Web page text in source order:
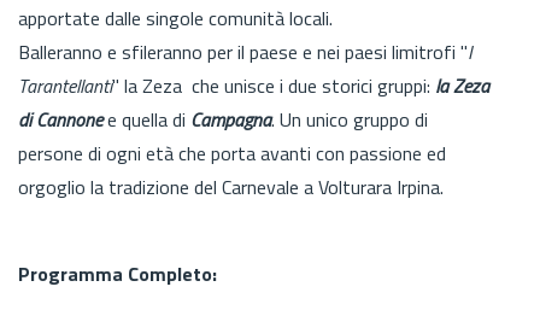
apportate dalle singole comunità locali.
Balleranno e sfileranno per il paese e nei paesi limitrofi "I
Tarantellanti" la Zeza che unisce i due storici gruppi: la Zeza
di Cannonee quella di Campagna. Un unico gruppo di
persone di ogni età che porta avanti con passione ed
orgoglio la tradizione del Carnevale a Volturara Irpina.
Programma Completo: